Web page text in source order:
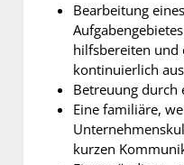
Bearbeitung
hilfsbereiten und
kontinuierlich
Betreuung
Eine familiäre,
kurzen